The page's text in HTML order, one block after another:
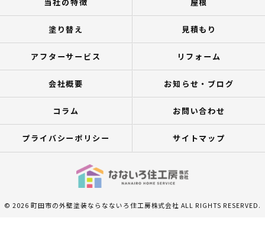
塗り替え 見積もり
アフターサービス リフォーム
会社概要 お知らせ・ブログ
コラム お問い合わせ
プライバシーポリシー サイトマップ
© 2026 町田市の外壁塗装ならなないろ住工房株式会社 ALL RIGHTS RESERVED.